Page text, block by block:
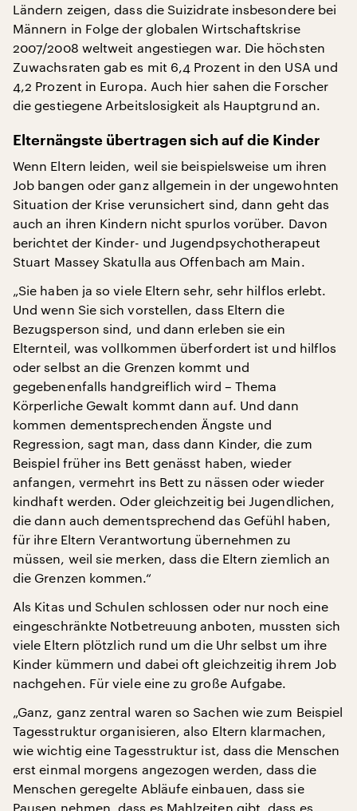
Ländern zeigen, dass die Suizidrate insbesondere bei
Männern in Folge der globalen Wirtschaftskrise
2007/2008 weltweit angestiegen war. Die höchsten
Zuwachsraten gab es mit 6,4 Prozent in den USA und
4,2 Prozent in Europa. Auch hier sahen die Forscher
die gestiegene Arbeitslosigkeit als Hauptgrund an.
Elternängste übertragen sich auf die Kinder
Wenn Eltern leiden, weil sie beispielsweise um ihren
Job bangen oder ganz allgemein in der ungewohnten
Situation der Krise verunsichert sind, dann geht das
auch an ihren Kindern nicht spurlos vorüber. Davon
berichtet der Kinder- und Jugendpsychotherapeut
Stuart Massey Skatulla aus Offenbach am Main.
„Sie haben ja so viele Eltern sehr, sehr hilflos erlebt.
Und wenn Sie sich vorstellen, dass Eltern die
Bezugsperson sind, und dann erleben sie ein
Elternteil, was vollkommen überfordert ist und hilflos
oder selbst an die Grenzen kommt und
gegebenenfalls handgreiflich wird – Thema
Körperliche Gewalt kommt dann auf. Und dann
kommen dementsprechenden Ängste und
Regression, sagt man, dass dann Kinder, die zum
Beispiel früher ins Bett genässt haben, wieder
anfangen, vermehrt ins Bett zu nässen oder wieder
kindhaft werden. Oder gleichzeitig bei Jugendlichen,
die dann auch dementsprechend das Gefühl haben,
für ihre Eltern Verantwortung übernehmen zu
müssen, weil sie merken, dass die Eltern ziemlich an
die Grenzen kommen.“
Als Kitas und Schulen schlossen oder nur noch eine
eingeschränkte Notbetreuung anboten, mussten sich
viele Eltern plötzlich rund um die Uhr selbst um ihre
Kinder kümmern und dabei oft gleichzeitig ihrem Job
nachgehen. Für viele eine zu große Aufgabe.
„Ganz, ganz zentral waren so Sachen wie zum Beispiel
Tagesstruktur organisieren, also Eltern klarmachen,
wie wichtig eine Tagesstruktur ist, dass die Menschen
erst einmal morgens angezogen werden, dass die
Menschen geregelte Abläufe einbauen, dass sie
Pausen nehmen, dass es Mahlzeiten gibt, dass es